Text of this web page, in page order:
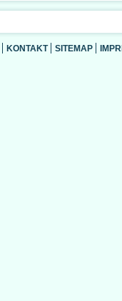
KONTAKT SITEMAP